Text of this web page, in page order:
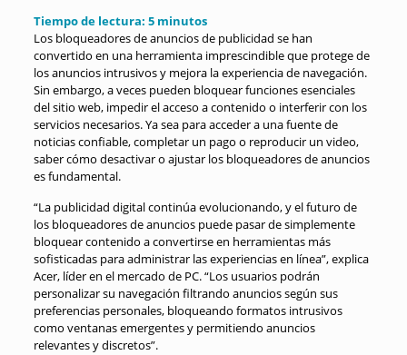
Tiempo de lectura: 5 minutos
Los bloqueadores de anuncios de publicidad se han
convertido en una herramienta imprescindible que protege de
los anuncios intrusivos y mejora la experiencia de navegación.
Sin embargo, a veces pueden bloquear funciones esenciales
del sitio web, impedir el acceso a contenido o interferir con los
servicios necesarios. Ya sea para acceder a una fuente de
noticias confiable, completar un pago o reproducir un video,
saber cómo desactivar o ajustar los bloqueadores de anuncios
es fundamental.
“La publicidad digital continúa evolucionando, y el futuro de
los bloqueadores de anuncios puede pasar de simplemente
bloquear contenido a convertirse en herramientas más
sofisticadas para administrar las experiencias en línea”, explica
Acer, líder en el mercado de PC. “Los usuarios podrán
personalizar su navegación filtrando anuncios según sus
preferencias personales, bloqueando formatos intrusivos
como ventanas emergentes y permitiendo anuncios
relevantes y discretos”.